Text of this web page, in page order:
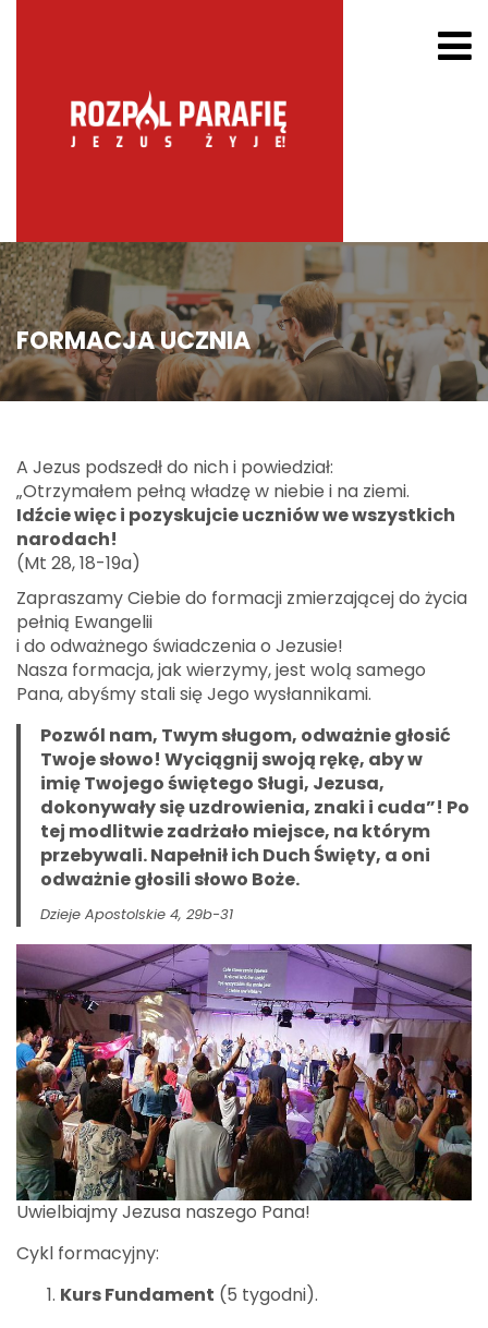
FORMACJA UCZNIA
A Jezus podszedł do nich i powiedział:
„Otrzymałem pełną władzę w niebie i na ziemi.
Idźcie więc i pozyskujcie uczniów we wszystkich
narodach!
(Mt 28, 18-19a)
Zapraszamy Ciebie do formacji zmierzającej do życia
pełnią Ewangelii
i do odważnego świadczenia o Jezusie!
Nasza formacja, jak wierzymy, jest wolą samego
Pana, abyśmy stali się Jego wysłannikami.
Pozwól nam, Twym sługom, odważnie głosić
Twoje słowo! Wyciągnij swoją rękę, aby w
imię Twojego świętego Sługi, Jezusa,
dokonywały się uzdrowienia, znaki i cuda”! Po
tej modlitwie zadrżało miejsce, na którym
przebywali. Napełnił ich Duch Święty, a oni
odważnie głosili słowo Boże.
Dzieje Apostolskie 4, 29b-31
Uwielbiajmy Jezusa naszego Pana!
Cykl formacyjny:
Kurs Fundament (5 tygodni).